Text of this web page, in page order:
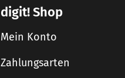
digit! Shop
Mein Konto
Zahlungsarten